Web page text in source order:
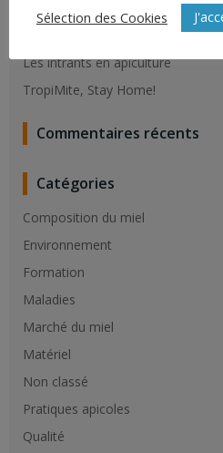
Résistance du varroa aux
Vaccination contre la loque
Les intrants en apiculture
TropiMite, Stay Home!
Commentaires récents
Catégories
Composition du miel
Environnement
Formation
Maladies
Marché du miel
Matériel
Non classé
Pratiques apicoles
Qualité
Sélection des Cookies